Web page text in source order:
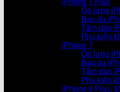
iPhone 7 Plus
Ốp lưng
Bao da
Tấm dán
Phụ kiện
iPhone 7
Ốp lưng
Bao da
Tấm dán
Phụ kiện
iPhone 6 Plus,